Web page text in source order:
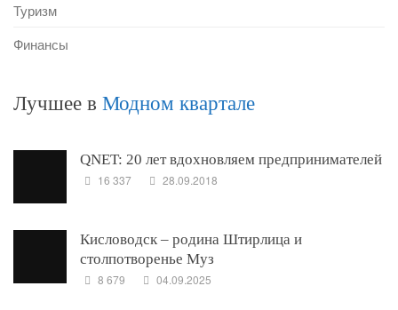
Туризм
Финансы
Лучшее в Модном квартале
QNET: 20 лет вдохновляем предпринимателей
16 337 28.09.2018
Кисловодск – родина Штирлица и
столпотворенье Муз
8 679 04.09.2025